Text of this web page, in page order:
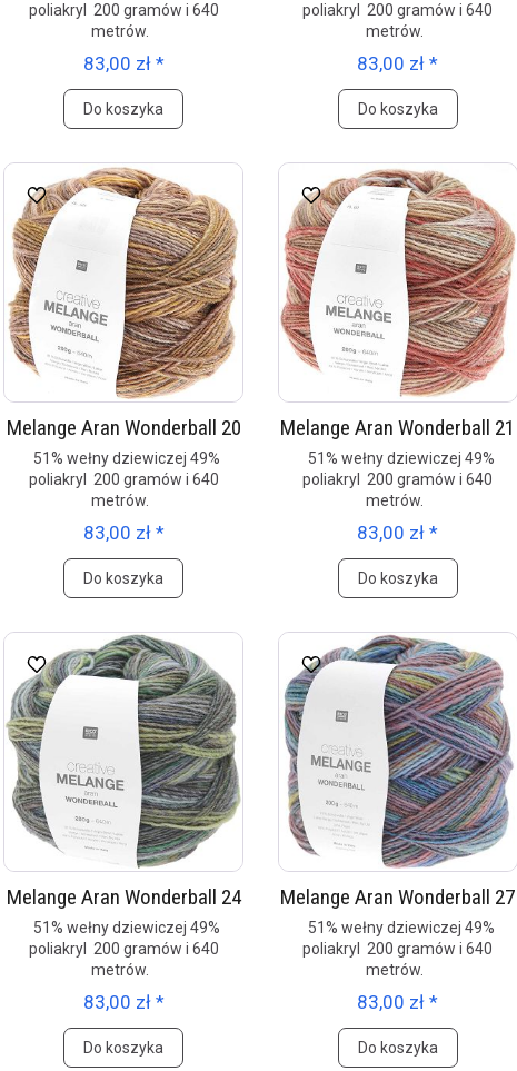
poliakryl 200 gramów i 640
metrów.
83,00 zł *
Do koszyka
poliakryl 200 gramów i 640
metrów.
83,00 zł *
Do koszyka
Melange Aran Wonderball 20
51% wełny dziewiczej 49%
poliakryl 200 gramów i 640
metrów.
83,00 zł *
Do koszyka
Melange Aran Wonderball 21
51% wełny dziewiczej 49%
poliakryl 200 gramów i 640
metrów.
83,00 zł *
Do koszyka
Melange Aran Wonderball 24
51% wełny dziewiczej 49%
poliakryl 200 gramów i 640
metrów.
83,00 zł *
Do koszyka
Melange Aran Wonderball 27
51% wełny dziewiczej 49%
poliakryl 200 gramów i 640
metrów.
83,00 zł *
Do koszyka